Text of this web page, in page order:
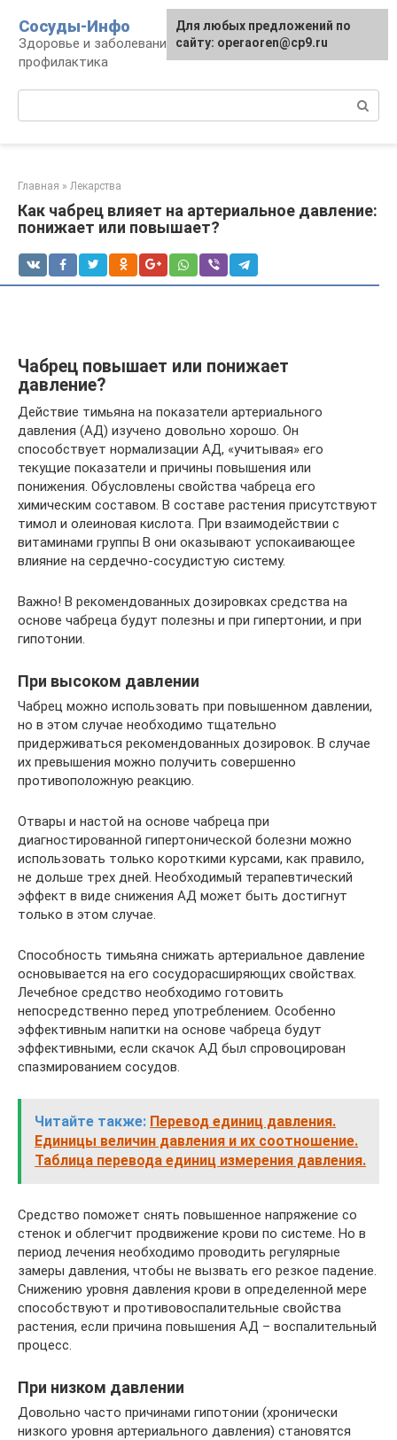
контенту
Сосуды-Инфо
Здоровье и заболевания сосудов и сердца,
профилактика
Главная » Лекарства
Как чабрец влияет на артериальное давление:
понижает или повышает?
Чабрец повышает или понижает
давление?
Действие тимьяна на показатели артериального
давления (АД) изучено довольно хорошо. Он
способствует нормализации АД, «учитывая» его
текущие показатели и причины повышения или
понижения. Обусловлены свойства чабреца его
химическим составом. В составе растения присутствуют
тимол и олеиновая кислота. При взаимодействии с
витаминами группы В они оказывают успокаивающее
влияние на сердечно-сосудистую систему.
Важно! В рекомендованных дозировках средства на
основе чабреца будут полезны и при гипертонии, и при
гипотонии.
При высоком давлении
Чабрец можно использовать при повышенном давлении,
но в этом случае необходимо тщательно
придерживаться рекомендованных дозировок. В случае
их превышения можно получить совершенно
противоположную реакцию.
Отвары и настой на основе чабреца при
диагностированной гипертонической болезни можно
использовать только короткими курсами, как правило,
не дольше трех дней. Необходимый терапевтический
эффект в виде снижения АД может быть достигнут
только в этом случае.
Способность тимьяна снижать артериальное давление
основывается на его сосудорасширяющих свойствах.
Лечебное средство необходимо готовить
непосредственно перед употреблением. Особенно
эффективным напитки на основе чабреца будут
эффективными, если скачок АД был спровоцирован
спазмированием сосудов.
Читайте также: Перевод единиц давления.
Единицы величин давления и их соотношение.
Таблица перевода единиц измерения давления.
Средство поможет снять повышенное напряжение со
стенок и облегчит продвижение крови по системе. Но в
период лечения необходимо проводить регулярные
замеры давления, чтобы не вызвать его резкое падение.
Снижению уровня давления крови в определенной мере
способствуют и противовоспалительные свойства
растения, если причина повышения АД – воспалительный
процесс.
При низком давлении
Довольно часто причинами гипотонии (хронически
низкого уровня артериального давления) становятся
Для любых предложений по
сайту: operaoren@cp9.ru